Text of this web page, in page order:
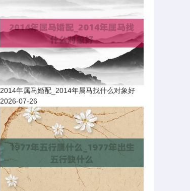
2014年属马婚配_2014年属马找什么对象好
2026-07-26